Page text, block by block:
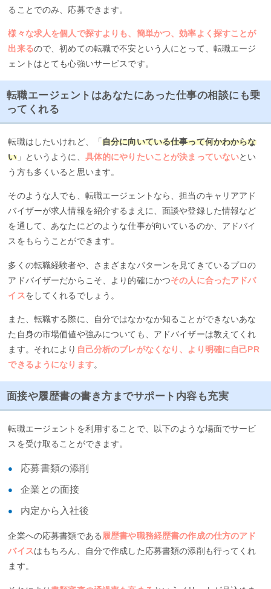
ることでのみ、応募できます。
様々な求人を個人で探すよりも、簡単かつ、効率よく探すことが
出来るので、初めての転職で不安という人にとって、転職エージ
ェントはとても心強いサービスです。
転職エージェントはあなたにあった仕事の相談にも乗
ってくれる
転職はしたいけれど、「自分に向いている仕事って何かわからな
い」というように、 具体的にやりたいことが決まっていないとい
う方も多くいると思います。
そのような人でも、転職エージェントなら、担当のキャリアアド
バイザーが求人情報を紹介するまえに、面談や登録した情報など
を通して、あなたにどのような仕事が向いているのか、アドバイ
スをもらうことができます。
多くの転職経験者や、さまざまなパターンを見てきているプロの
アドバイザーだからこそ、より的確にかつその人に合ったアドバ
イスをしてくれるでしょう。
また、転職する際に、自分ではなかなか知ることができないあな
た自身の市場価値や強みについても、アドバイザーは教えてくれ
ます。それにより 自己分析のブレがなくなり、より明確に自己PR
できるようになります。
面接や履歴書の書き方までサポート内容も充実
転職エージェントを利用することで、以下のような場面でサービ
スを受け取ることができます。
応募書類の添削
企業との面接
内定から入社後
企業への応募書類である履歴書や職務経歴書の作成の仕方のアド
バイスはもちろん、自分で作成した応募書類の添削も行ってくれ
ます。